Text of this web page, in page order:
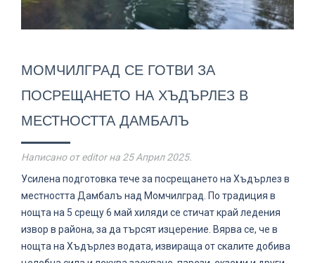
МОМЧИЛГРАД СЕ ГОТВИ ЗА
ПОСРЕЩАНЕТО НА ХЪДЪРЛЕЗ В
МЕСТНОСТТА ДАМБАЛЪ
Написано от editor на 25 Април 2025.
Усилена подготовка тече за посрещането на Хъдърлез в
местността Дамбалъ над Момчилград. По традиция в
нощта на 5 срещу 6 май хиляди се стичат край ледения
извор в района, за да търсят изцерение. Вярва се, че в
нощта на Хъдърлез водата, извираща от скалите добива